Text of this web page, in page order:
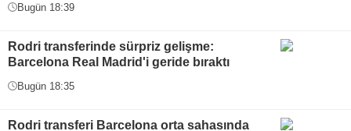
Bugün 18:39
Rodri transferinde sürpriz gelişme:
Barcelona Real Madrid'i geride bıraktı
Bugün 18:35
Rodri transferi Barcelona orta sahasında